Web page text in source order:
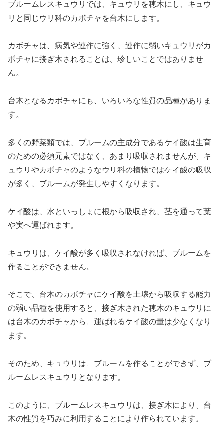
ブルームレスキュウリでは、キュウリを穂木にし、キュウ
リと同じウリ科のカボチャを台木にします。
カボチャは、病気や連作に強く、連作に弱いキュウリがカ
ボチャに接ぎ木されることは、珍しいことではありませ
ん。
台木となるカボチャにも、いろいろな性質の品種がありま
す。
多くの野菜類では、ブルームの主成分であるケイ酸は生育
のための必須元素ではなく、あまり吸収されませんが、キ
ュウリやカボチャのようなウリ科の植物ではケイ酸の吸収
が多く、ブルームが発生しやすくなります。
ケイ酸は、水といっしょに根から吸収され、茎を通って葉
や実へ運ばれます。
キュウリは、ケイ酸が多く吸収されなければ、ブルームを
作ることができません。
そこで、台木のカボチャにケイ酸を土壌から吸収する能力
の弱い品種を使用すると、接ぎ木された穂木のキュウリに
は台木のカボチャから、運ばれるケイ酸の量は少なくなり
ます。
そのため、キュウリは、ブルームを作ることができず、ブ
ルームレスキュウリとなります。
このように、ブルームレスキュウリは、接ぎ木により、台
木の性質を巧みに利用することにより作られています。